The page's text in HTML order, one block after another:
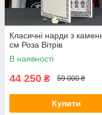
Класичні нарди з
см Роза Вітрів
В наявності
44 250 ₴ 59 000 ₴
Купити